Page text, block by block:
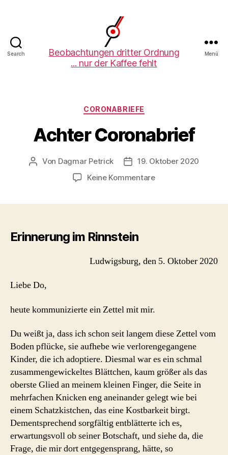
Search
Beobachtungen
dritter
Beobachtungen dritter Ordnung
... nur der Kaffee fehlt
Menü
Kategorien
CORONABRIEFE
Achter Coronabrief
Beitragsautor
Von Dagmar Petrick Beitragsdatum
19. Oktober 2020
Keine Kommentarezu
Erinnerung im Rinnstein
Ludwigsburg, den 5. Oktober 2020
Liebe Do,
heute kommunizierte ein Zettel mit mir.
Du weißt ja, dass ich schon seit langem diese Zettel vom
Boden pflücke, sie aufhebe wie verlorengegangene
Kinder, die ich adoptiere. Diesmal war es ein schmal
zusammengewickeltes Blättchen, kaum größer als das
oberste Glied an meinem kleinen Finger, die Seite in
mehrfachen Knicken eng aneinander gelegt wie bei
einem Schatzkistchen, das eine Kostbarkeit birgt.
Dementsprechend sorgfältig entblätterte ich es,
erwartungsvoll ob seiner Botschaft, und siehe da, die
Frage, die mir dort entgegensprang, hätte, so